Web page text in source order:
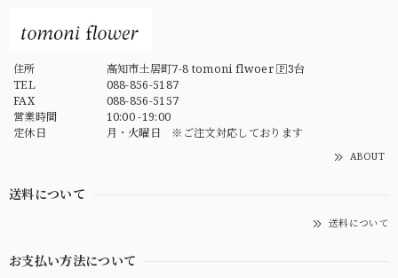
住所
高知市土居町7-8 tomoni flwoer 🄿3台
TEL
088-856-5187
FAX
088-856-5157
営業時間
10:00 -19:00
定休日
月・火曜日 ※ご注文対応しております
ABOUT
送料について
送料について
お支払い方法について